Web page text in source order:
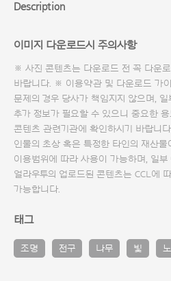
Description
이미지 다운로드시 주의사항
※ 사진 콘텐츠는 다운로드 전 꼭 다운
바랍니다. ※ 이용약관 및 다운로드 가
문제의 경우 당사가 책임지지 않으며,
추가 정보가 필요할 수 있으니 중요한
콘텐츠 관련기관에 확인하시기 바랍니
인물의 초상 혹은 특정한 타인의 재산
이용범위에 따라 사용이 가능하며, 일
얼라우투의 업로드된 콘텐츠는 CCL에
가능합니다.
태그
조명 전구 나무 빛